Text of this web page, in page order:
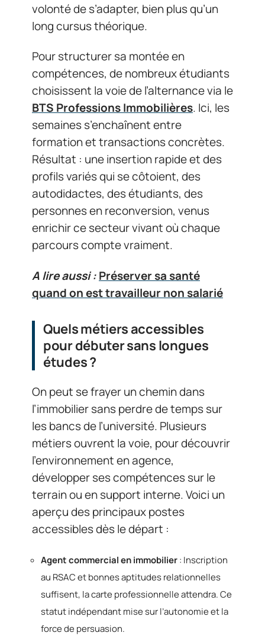
volonté de s’adapter, bien plus qu’un
long cursus théorique.
Pour structurer sa montée en
compétences, de nombreux étudiants
choisissent la voie de l’alternance via le
BTS Professions Immobilières. Ici, les
semaines s’enchaînent entre
formation et transactions concrètes.
Résultat : une insertion rapide et des
profils variés qui se côtoient, des
autodidactes, des étudiants, des
personnes en reconversion, venus
enrichir ce secteur vivant où chaque
parcours compte vraiment.
A lire aussi :Préserver sa santé
quand on est travailleur non salarié
Quels métiers accessibles
pour débuter sans longues
études ?
On peut se frayer un chemin dans
l’immobilier sans perdre de temps sur
les bancs de l’université. Plusieurs
métiers ouvrent la voie, pour découvrir
l’environnement en agence,
développer ses compétences sur le
terrain ou en support interne. Voici un
aperçu des principaux postes
accessibles dès le départ :
Agent commercial en immobilier: Inscription
au RSAC et bonnes aptitudes relationnelles
suffisent, la carte professionnelle attendra. Ce
statut indépendant mise sur l’autonomie et la
force de persuasion.